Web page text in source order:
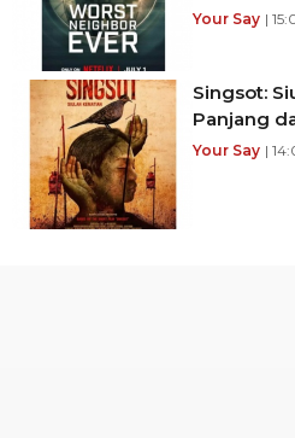
Your Say |
Singsot:
Panjang
Your Say |